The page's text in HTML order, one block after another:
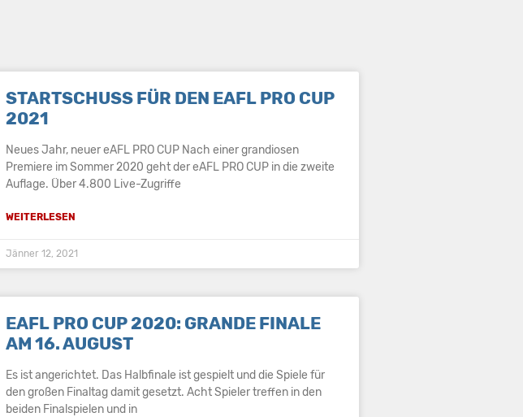
STARTSCHUSS FÜR DEN EAFL PRO CUP
2021
Neues Jahr, neuer eAFL PRO CUP Nach einer grandiosen
Premiere im Sommer 2020 geht der eAFL PRO CUP in die zweite
Auflage. Über 4.800 Live-Zugriffe
WEITERLESEN
Jänner 12, 2021
EAFL PRO CUP 2020: GRANDE FINALE
AM 16. AUGUST
Es ist angerichtet. Das Halbfinale ist gespielt und die Spiele für
den großen Finaltag damit gesetzt. Acht Spieler treffen in den
beiden Finalspielen und in